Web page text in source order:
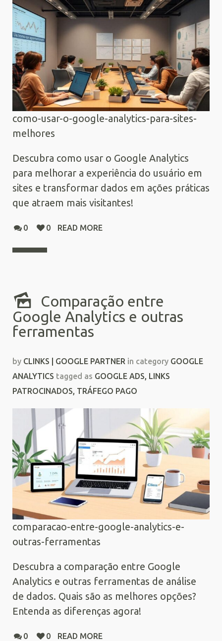
como-usar-o-google-analytics-para-sites-
melhores
Descubra como usar o Google Analytics
para melhorar a experiência do usuário em
sites e transformar dados em ações práticas
que atraem mais visitantes!
0 0 READ MORE
Comparação entre
Google Analytics e outras
ferramentas
by CLINKS | GOOGLE PARTNER in category GOOGLE
ANALYTICS tagged as GOOGLE ADS, LINKS
PATROCINADOS, TRÁFEGO PAGO
comparacao-entre-google-analytics-e-
outras-ferramentas
Descubra a comparação entre Google
Analytics e outras ferramentas de análise
de dados. Quais são as melhores opções?
Entenda as diferenças agora!
0 0 READ MORE